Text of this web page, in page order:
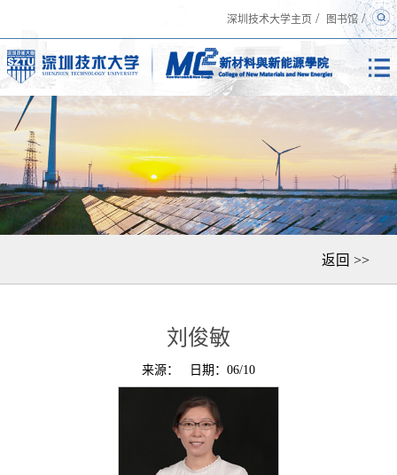
深圳技术大学主页 / 图书馆 /
返回 >>
刘俊敏
来源： 日期：06/10